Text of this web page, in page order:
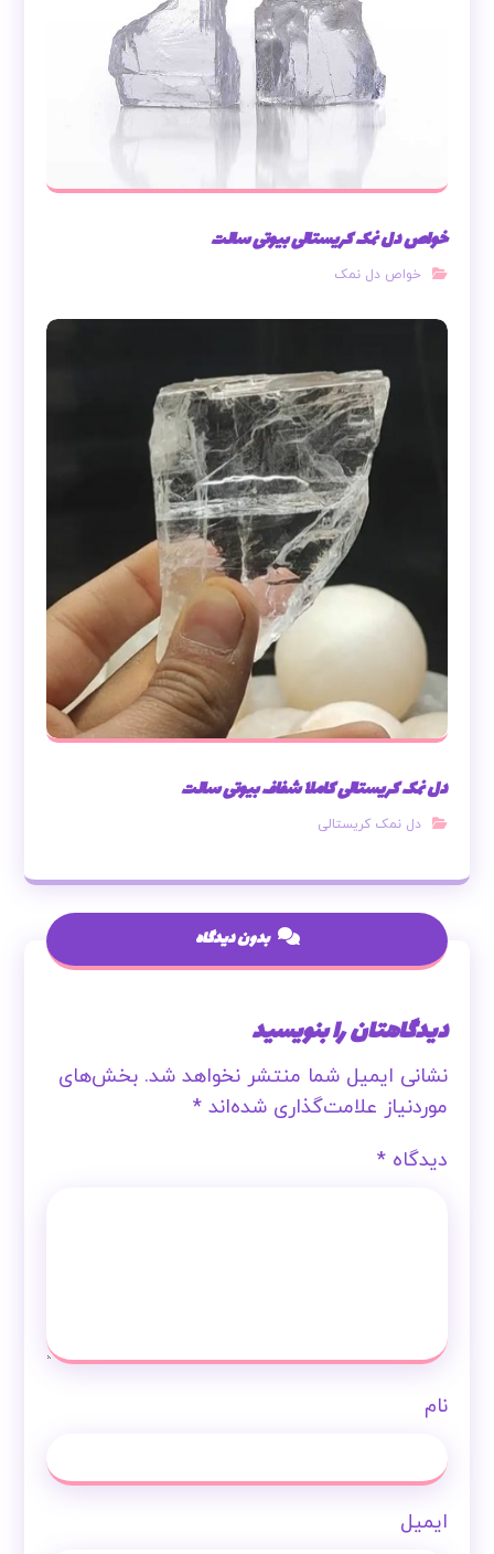
خواص دل نمک کریستالی بیوتی سالت
خواص دل نمک
دل نمک کریستالی کاملا شفاف بیوتی سالت
دل نمک کریستالی
بدون دیدگاه
دیدگاهتان را بنویسید
نشانی ایمیل شما منتشر نخواهد شد. بخش‌های
موردنیاز علامت‌گذاری شده‌اند*
دیدگاه*
نام
ایمیل